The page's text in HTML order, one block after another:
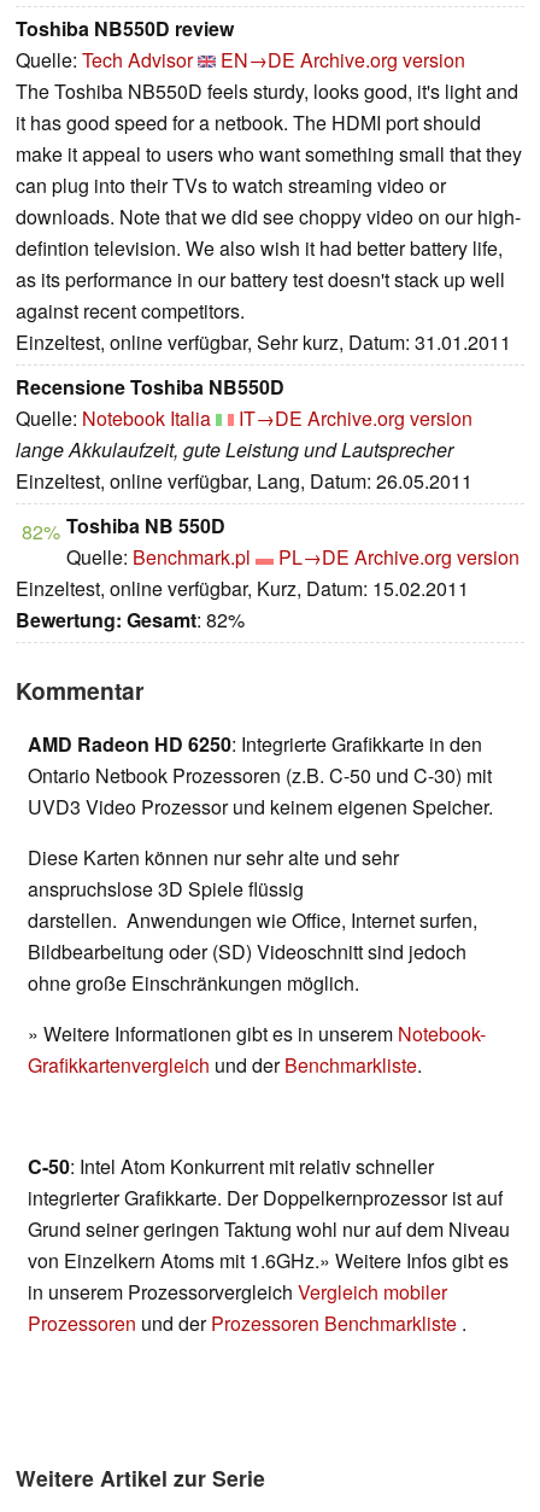
Toshiba NB550D review
Quelle: Tech Advisor EN→DE Archive.org version
The Toshiba NB550D feels sturdy, looks good, it's light and
it has good speed for a netbook. The HDMI port should
make it appeal to users who want something small that they
can plug into their TVs to watch streaming video or
downloads. Note that we did see choppy video on our high-
defintion television. We also wish it had better battery life,
as its performance in our battery test doesn't stack up well
against recent competitors.
Einzeltest, online verfügbar, Sehr kurz, Datum: 31.01.2011
Recensione Toshiba NB550D
Quelle: Notebook Italia IT→DE Archive.org version
lange Akkulaufzeit, gute Leistung und Lautsprecher
Einzeltest, online verfügbar, Lang, Datum: 26.05.2011
82% Toshiba NB 550D
Quelle: Benchmark.pl PL→DE Archive.org version
Einzeltest, online verfügbar, Kurz, Datum: 15.02.2011
Bewertung: Gesamt: 82%
Kommentar
AMD Radeon HD 6250: Integrierte Grafikkarte in den
Ontario Netbook Prozessoren (z.B. C-50 und C-30) mit
UVD3 Video Prozessor und keinem eigenen Speicher.
Diese Karten können nur sehr alte und sehr
anspruchslose 3D Spiele flüssig
darstellen. Anwendungen wie Office, Internet surfen,
Bildbearbeitung oder (SD) Videoschnitt sind jedoch
ohne große Einschränkungen möglich.
» Weitere Informationen gibt es in unserem Notebook-
Grafikkartenvergleich und derBenchmarkliste.
C-50: Intel Atom Konkurrent mit relativ schneller
integrierter Grafikkarte. Der Doppelkernprozessor ist auf
Grund seiner geringen Taktung wohl nur auf dem Niveau
von Einzelkern Atoms mit 1.6GHz.» Weitere Infos gibt es
in unserem Prozessorvergleich Vergleich mobiler
Prozessoren und derProzessoren Benchmarkliste .
Weitere Artikel zur Serie